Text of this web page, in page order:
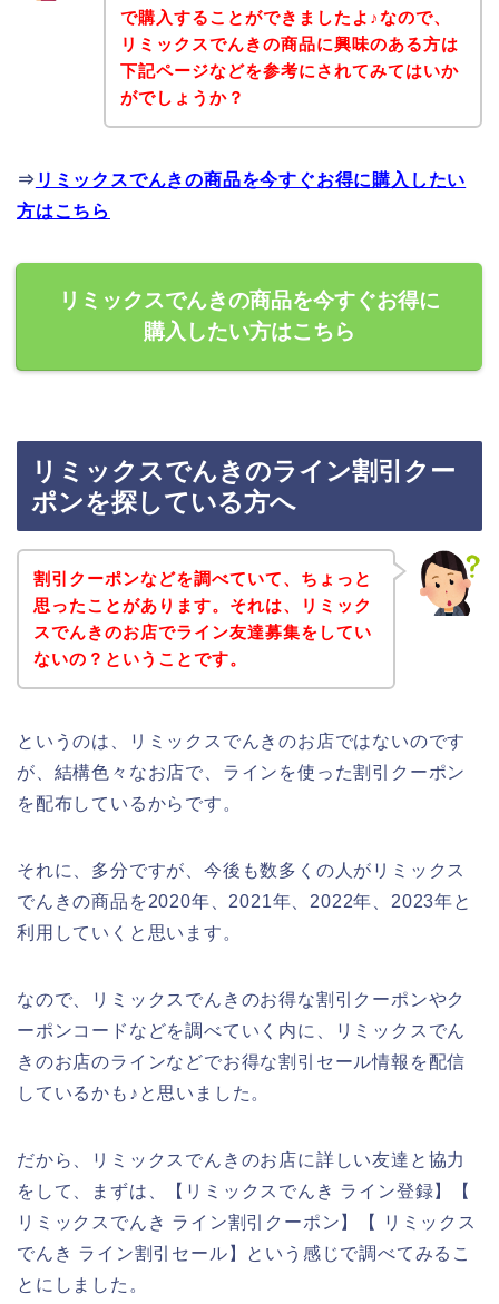
で購入することができましたよ♪なので、
リミックスでんきの商品に興味のある方は
下記ページなどを参考にされてみてはいか
がでしょうか？
⇒ リミックスでんきの商品を今すぐお得に購入したい
方はこちら
リミックスでんきの商品を今すぐお得に
購入したい方はこちら
リミックスでんきのライン割引クー
ポンを探している方へ
割引クーポンなどを調べていて、ちょっと
思ったことがあります。それは、リミック
スでんきのお店でライン友達募集をしてい
ないの？ということです。
というのは、リミックスでんきのお店ではないのです
が、結構色々なお店で、ラインを使った割引クーポン
を配布しているからです。
それに、多分ですが、今後も数多くの人がリミックス
でんきの商品を2020年、2021年、2022年、2023年と
利用していくと思います。
なので、リミックスでんきのお得な割引クーポンやク
ーポンコードなどを調べていく内に、リミックスでん
きのお店のラインなどでお得な割引セール情報を配信
しているかも♪と思いました。
だから、リミックスでんきのお店に詳しい友達と協力
をして、まずは、【リミックスでんき ライン登録】【
リミックスでんき ライン割引クーポン】【 リミックス
でんき ライン割引セール】という感じで調べてみるこ
とにしました。